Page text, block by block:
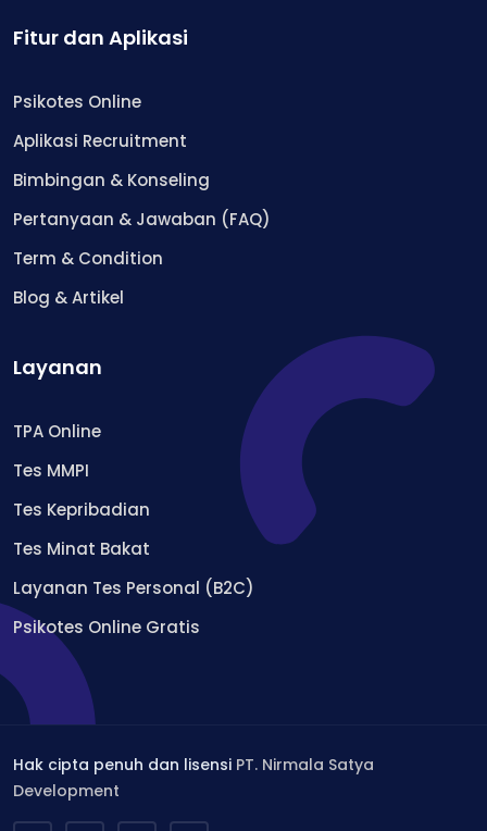
Fitur dan Aplikasi
Psikotes Online
Aplikasi Recruitment
Bimbingan & Konseling
Pertanyaan & Jawaban (FAQ)
Term & Condition
Blog & Artikel
Layanan
TPA Online
Tes MMPI
Tes Kepribadian
Tes Minat Bakat
Layanan Tes Personal (B2C)
Psikotes Online Gratis
Hak cipta penuh dan lisensi PT. Nirmala Satya
Development